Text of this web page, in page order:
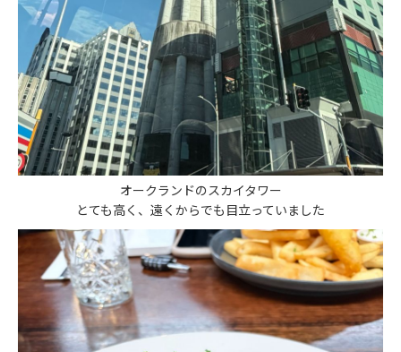
オークランドのスカイタワー
とても高く、遠くからでも目立っていました